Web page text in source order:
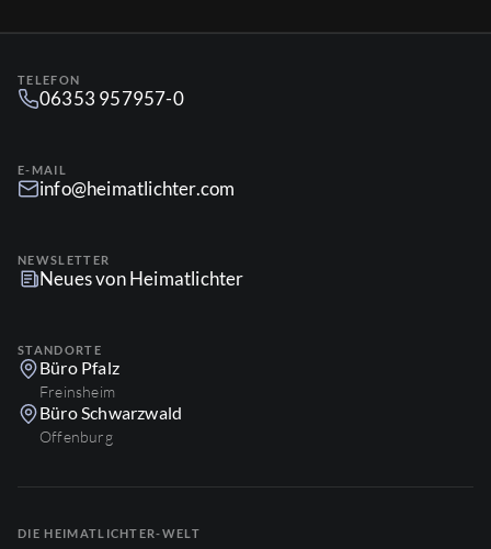
TELEFON
06353 957957-0
E-MAIL
info@heimatlichter.com
NEWSLETTER
Neues von Heimatlichter
STANDORTE
Büro Pfalz
Freinsheim
Büro Schwarzwald
Offenburg
DIE HEIMATLICHTER-WELT